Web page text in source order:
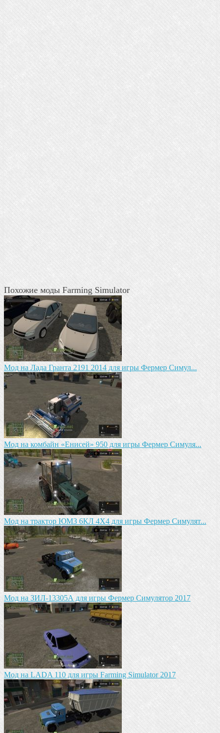
Похожие моды Farming Simulator
Мод на Лада Гранта 2191 2014 для игры Фермер Симул...
Мод на комбайн «Енисей» 950 для игры Фермер Симуля...
Мод на трактор ЮМЗ 6КЛ 4X4 для игры Фермер Симулят...
Мод на ЗИЛ-13305А для игры Фермер Симулятор 2017
Мод на LADA 110 для игры Farming Simulator 2017